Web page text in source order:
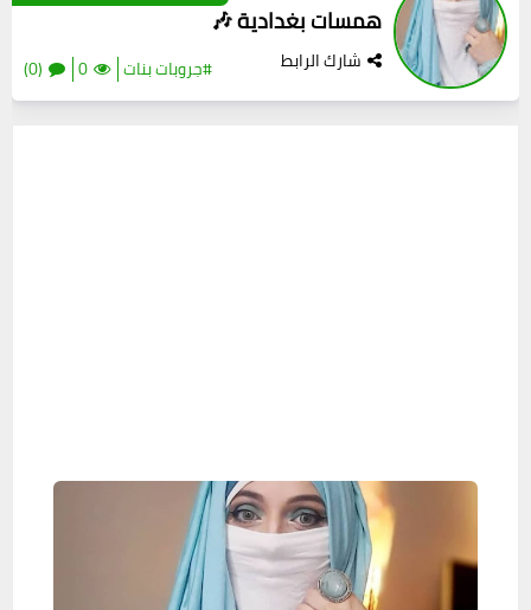
همسات بغدادية 🎶
شارك الرابط #جروبات بنات 0
(0)